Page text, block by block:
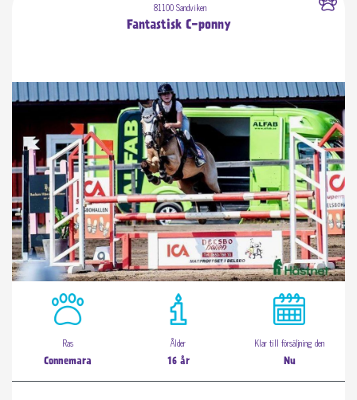
81100 Sandviken
Fantastisk C-ponny
Ras
Connemara
Ålder
16 år
Klar till försäljning den
Nu